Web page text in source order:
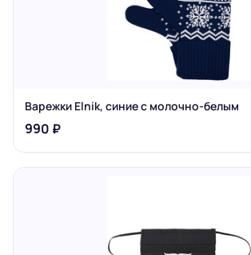
Варежки Elnik, синие с молочно-белым
990 ₽